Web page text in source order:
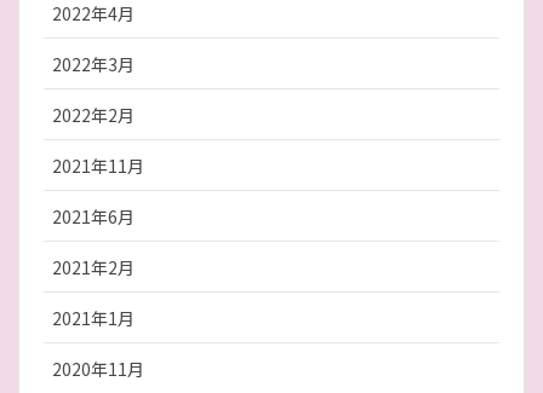
2022年4月
2022年3月
2022年2月
2021年11月
2021年6月
2021年2月
2021年1月
2020年11月